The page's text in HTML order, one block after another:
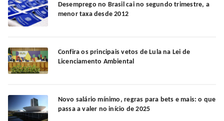
Desemprego no Brasil cai no segundo trimestre, a
menor taxa desde 2012
Confira os principais vetos de Lula na Lei de
Licenciamento Ambiental
Novo salário mínimo, regras para bets e mais: o que
passa a valer no início de 2025